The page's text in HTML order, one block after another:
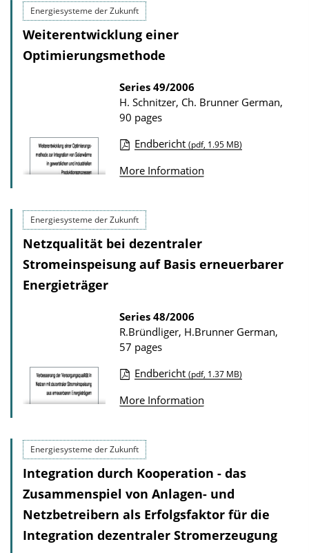
Energiesysteme der Zukunft
Weiterentwicklung einer
Optimierungsmethode
Series 49/2006
H. Schnitzer, Ch. Brunner German,
90 pages
u
l
i
i
o
n
D
w
l
o
a
Endbericht (pdf, 1.95 MB)
More Information
Energiesysteme der Zukunft
Netzqualität bei dezentraler
Stromeinspeisung auf Basis erneuerbarer
Energieträger
Series 48/2006
R.Bründliger, H.Brunner German,
57 pages
u
l
i
c
i
Endbericht (pdf, 1.37 MB)
More Information
Energiesysteme der Zukunft
Integration durch Kooperation - das
Zusammenspiel von Anlagen- und
Netzbetreibern als Erfolgsfaktor für die
Integration dezentraler Stromerzeugung